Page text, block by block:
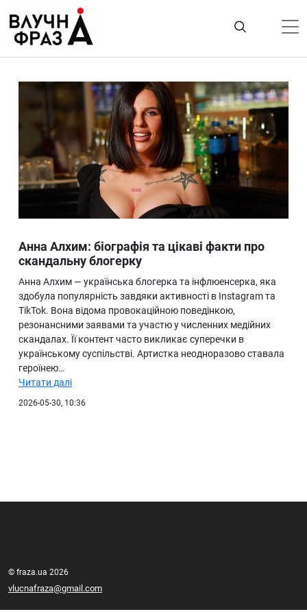
содержимому
Гроші
Життя
Лайфстайл
ТехноНаука
Людина
Ukraine
Про нас
Анна Алхим: біографія та цікаві факти про
скандальну блогерку
Анна Алхим — українська блогерка та інфлюенсерка, яка
здобула популярність завдяки активності в Instagram та
TikTok. Вона відома провокаційною поведінкою,
резонансними заявами та участю у численних медійних
скандалах. Її контент часто викликає суперечки в
українському суспільстві. Артистка неодноразово ставала
героїнею…
Читати далі
2026-05-30, 10:36
© fraza.ua 2026
vlucnafraza@gmail.com